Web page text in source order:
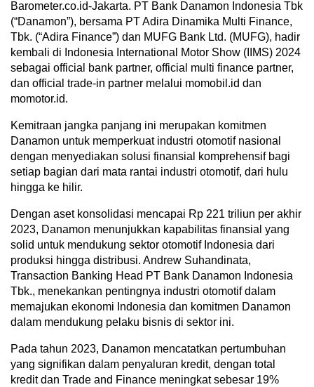
Barometer.co.id-Jakarta. PT Bank Danamon Indonesia Tbk
(“Danamon”), bersama PT Adira Dinamika Multi Finance,
Tbk. (“Adira Finance”) dan MUFG Bank Ltd. (MUFG), hadir
kembali di Indonesia International Motor Show (IIMS) 2024
sebagai official bank partner, official multi finance partner,
dan official trade-in partner melalui momobil.id dan
momotor.id.
Kemitraan jangka panjang ini merupakan komitmen
Danamon untuk memperkuat industri otomotif nasional
dengan menyediakan solusi finansial komprehensif bagi
setiap bagian dari mata rantai industri otomotif, dari hulu
hingga ke hilir.
Dengan aset konsolidasi mencapai Rp 221 triliun per akhir
2023, Danamon menunjukkan kapabilitas finansial yang
solid untuk mendukung sektor otomotif Indonesia dari
produksi hingga distribusi. Andrew Suhandinata,
Transaction Banking Head PT Bank Danamon Indonesia
Tbk., menekankan pentingnya industri otomotif dalam
memajukan ekonomi Indonesia dan komitmen Danamon
dalam mendukung pelaku bisnis di sektor ini.
Pada tahun 2023, Danamon mencatatkan pertumbuhan
yang signifikan dalam penyaluran kredit, dengan total
kredit dan Trade and Finance meningkat sebesar 19%